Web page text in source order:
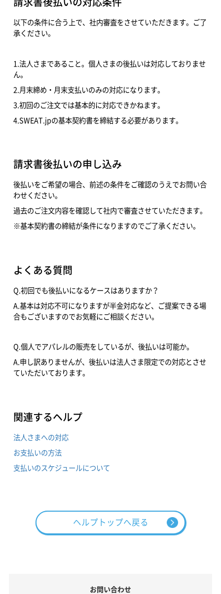
請求書後払いの対応条件
以下の条件に合う上で、社内審査をさせていただきます。ご了
承ください。
1.法人さまであること。個人さまの後払いは対応しておりませ
ん。
2.月末締め・月末支払いのみの対応になります。
3.初回のご注文では基本的に対応できかねます。
4.SWEAT.jpの基本契約書を締結する必要があります。
請求書後払いの申し込み
後払いをご希望の場合、前述の条件をご確認のうえでお問い合
わせください。
過去のご注文内容を確認して社内で審査させていただきます。
※基本契約書の締結が条件になりますのでご了承ください。
よくある質問
Q.初回でも後払いになるケースはありますか？
A.基本は対応不可になりますが半金対応など、ご提案できる場
合もございますのでお気軽にご相談ください。
Q.個人でアパレルの販売をしているが、後払いは可能か。
A.申し訳ありませんが、後払いは法人さま限定での対応とさせ
ていただいております。
関連するヘルプ
法人さまへの対応
お支払いの方法
支払いのスケジュールについて
ヘルプトップへ戻る
お問い合わせ